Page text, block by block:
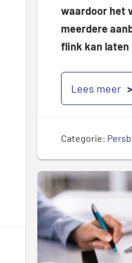
waardoor het
meerdere
flink kan laten
Lees meer
Categorie: